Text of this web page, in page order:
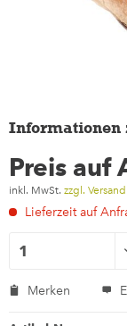
Informationen
Preis auf
inkl. MwSt. zzgl.
Lieferzeit auf
Merken